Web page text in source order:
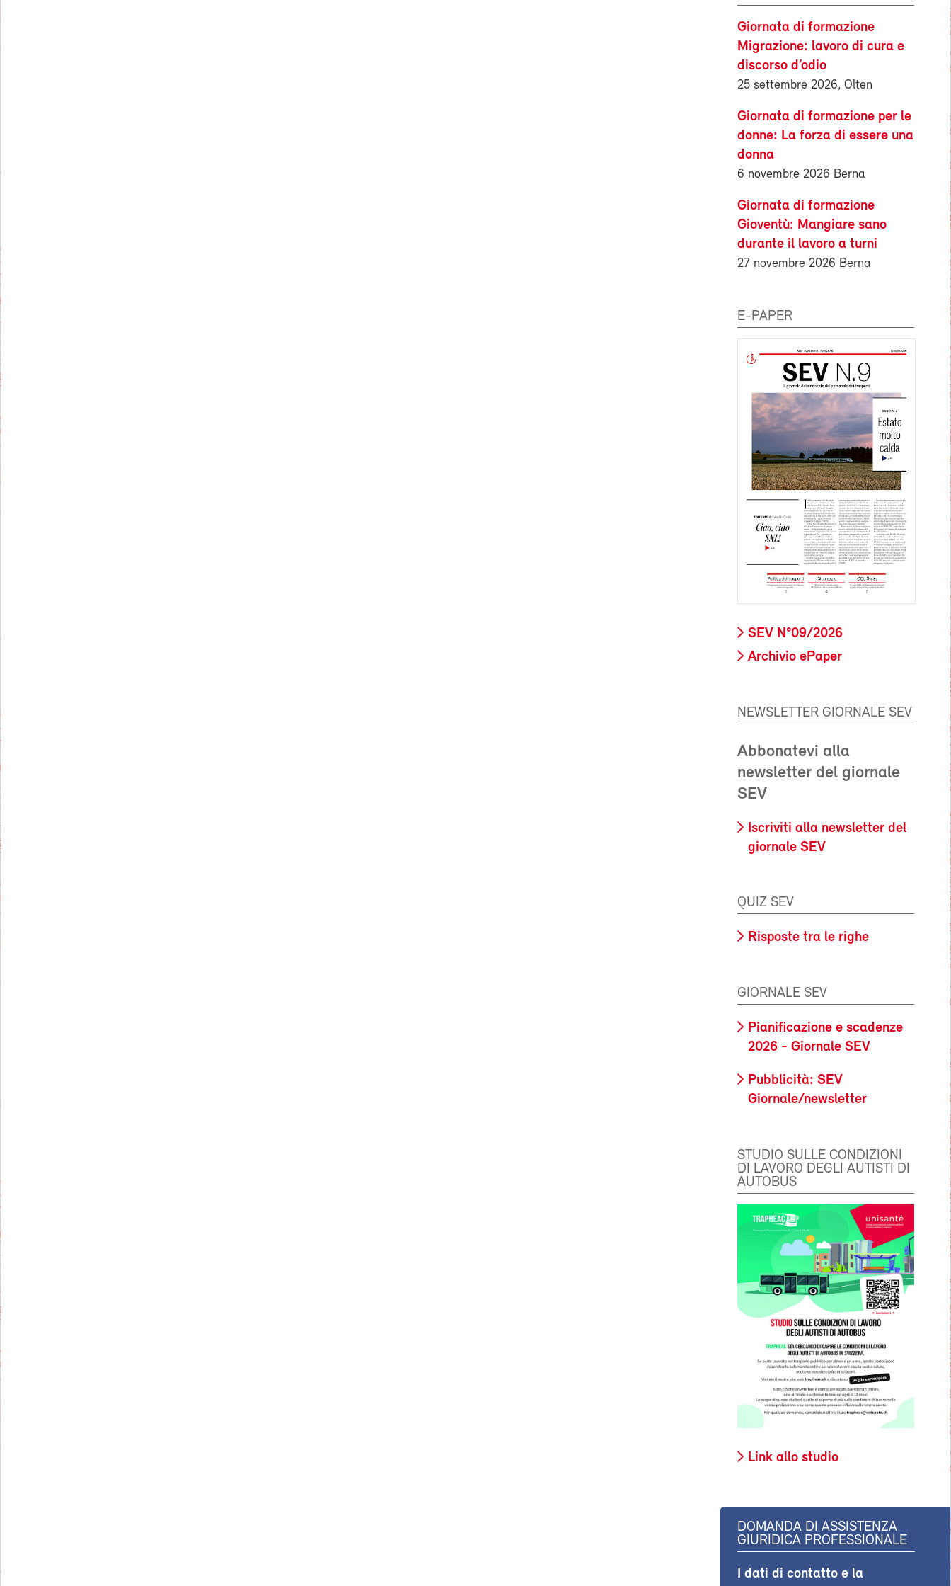
Giornata di formazione
Migrazione: lavoro di cura e
discorso d’odio
25 settembre 2026, Olten
Giornata di formazione per le
donne: La forza di essere una
donna
6 novembre 2026 Berna
Giornata di formazione
Gioventù: Mangiare sano
durante il lavoro a turni
27 novembre 2026 Berna
E-PAPER
SEV N°09/2026
Archivio ePaper
NEWSLETTER GIORNALE SEV
Abbonatevi alla
newsletter del giornale
SEV
Iscriviti alla newsletter del
giornale SEV
QUIZ SEV
Risposte tra le righe
GIORNALE SEV
Pianificazione e scadenze
2026 - Giornale SEV
Pubblicità: SEV
Giornale/newsletter
STUDIO SULLE CONDIZIONI
DI LAVORO DEGLI AUTISTI DI
AUTOBUS
Link allo studio
DOMANDA DI ASSISTENZA
GIURIDICA PROFESSIONALE
I dati di contatto e la